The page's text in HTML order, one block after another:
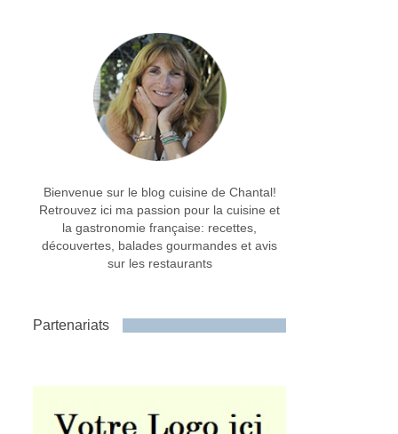
Bienvenue sur le blog cuisine de Chantal!
Retrouvez ici ma passion pour la cuisine et
la gastronomie française: recettes,
découvertes, balades gourmandes et avis
sur les restaurants
Partenariats